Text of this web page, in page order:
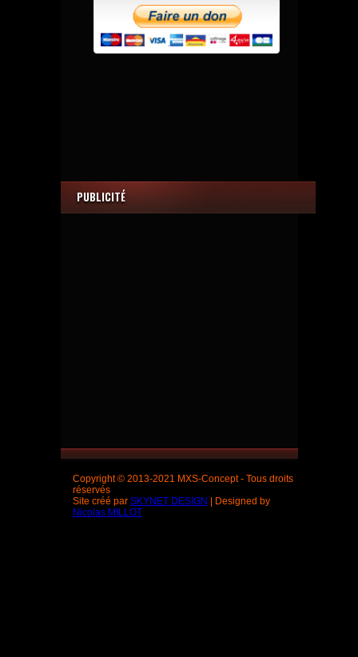
PUBLICITÉ
Copyright © 2013-2021 MXS-Concept - Tous droits
réservés
Site créé par SKYNET DESIGN
| Designed by
Nicolas MILLOT